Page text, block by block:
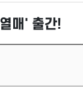
매' 출간!